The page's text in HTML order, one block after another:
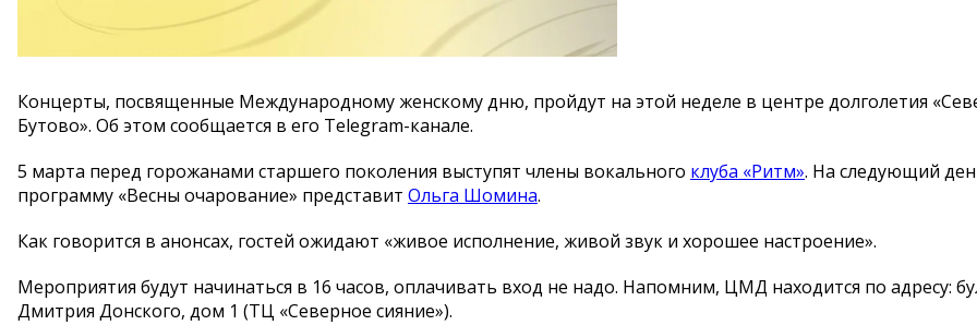
Концерты, посвященные Международному женскому дню, пройдут на этой неделе в центре долголетия
Бутово». Об этом сообщается в его Telegram-канале.
5 марта перед горожанами старшего поколения выступят члены вокального клуба «Ритм». На следующий
программу «Весны очарование» представит Ольга Шомина.
Как говорится в анонсах, гостей ожидают «живое исполнение, живой звук и хорошее настроение».
Мероприятия будут начинаться в 16 часов, оплачивать вход не надо. Напомним, ЦМД находится по адресу:
Дмитрия Донского, дом 1 (ТЦ «Северное сияние»).